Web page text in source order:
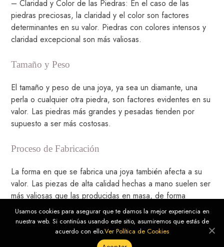
– Claridad y Color de las Piedras: En el caso de las
piedras preciosas, la claridad y el color son factores
determinantes en su valor. Piedras con colores intensos y
claridad excepcional son más valiosas.
Tamaño y Peso
El tamaño y peso de una joya, ya sea un diamante, una
perla o cualquier otra piedra, son factores evidentes en su
valor. Las piedras más grandes y pesadas tienden por
supuesto a ser más costosas.
Proceso de Fabricación
La forma en que se fabrica una joya también afecta a su
valor. Las piezas de alta calidad hechas a mano suelen ser
más valiosas que las producidas en masa, de forma
industrial.
Edad y Rareza
Usamos cookies para asegurar que te damos la mejor experiencia en
nuestra web. Si continúas usando este sitio, asumiremos que estás de
acuerdo con ello.Ver Política de Cookies